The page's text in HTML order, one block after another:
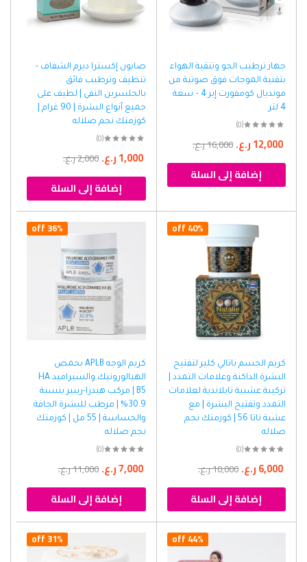
جهاز ترطيب الجو وتنقية الهواء
بتقنية الموجات فوق صوتية من
مونديال كومفورت إير 4 – سعة
4 لتر
(0)
16,000ر.ع. 12,000ر.ع.
إضافة إلى السلة
صابون إكسترا ديرم الشفاف –
تنظيف وترطيب فائق
بالجلسرين النقي | لطيف على
جميع أنواع البشرة | 90 غرام |
كوزمتك نجم صلاله
(0)
2,000ر.ع. 1,000ر.ع.
إضافة إلى السلة
40% off
كريم الجسم ناتالي كلير لتفتيح
البشرة الداكنة وعلامات التمدد |
تركيبة عشبية تايلاندية لعلامات
التمدد وتفتيح البشرة | مع
عشبة ناتا 56 | كوزمتك نجم
صلاله
(0)
10,000ر.ع. 6,000ر.ع.
إضافة إلى السلة
36% off
كريم الوجه APLB بحمض
الهيالورونيك والسيراميد HA
B5 | مركب هيدرا-ريبير بنسبة
30.9% | مرطب للبشرة الجافة
والحساسة | 55 مل | كوزمتك
نجم صلاله
(0)
11,000ر.ع. 7,000ر.ع.
إضافة إلى السلة
44% off
31% off